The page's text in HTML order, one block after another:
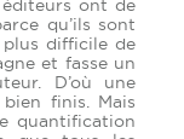
ont de
qu’ils sont
difficile de
et fasse un
D’où une
finis. Mais
quantification